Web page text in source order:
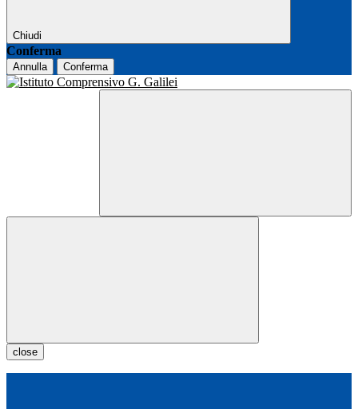
Chiudi
Conferma
Annulla Conferma
close